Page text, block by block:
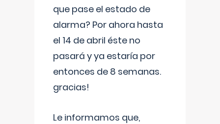
que pase el estado de
alarma? Por ahora hasta
el 14 de abril éste no
pasará y ya estaría por
entonces de 8 semanas.
gracias!
Le informamos que,